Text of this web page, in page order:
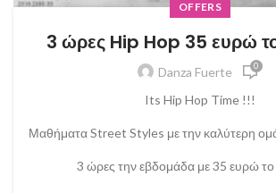
OFFERS
3 ώρες Hip Hop 35 ευρώ
Danza Fuerte 0
Its Hip Hop Time !!!
Μαθήματα Street Styles με την καλύτερη
3 ώρες την εβδομάδα με 35 ευρώ